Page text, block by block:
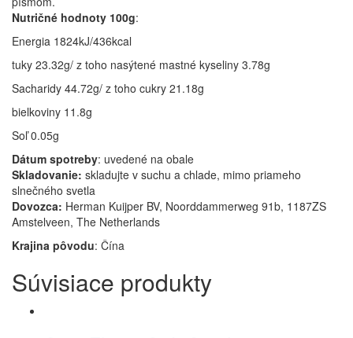
Nutričné hodnoty 100g:
Energia 1824kJ/436kcal
tuky 23.32g/ z toho nasýtené mastné kyseliny 3.78g
Sacharidy 44.72g/ z toho cukry 21.18g
bielkoviny 11.8g
Soľ 0.05g
Dátum spotreby: uvedené na obale
Skladovanie: skladujte v suchu a chlade, mimo priameho
slnečného svetla
Dovozca: Herman Kuijper BV, Noorddammerweg 91b, 1187ZS
Amstelveen, The Netherlands
Krajina pôvodu: Čína
Súvisiace produkty